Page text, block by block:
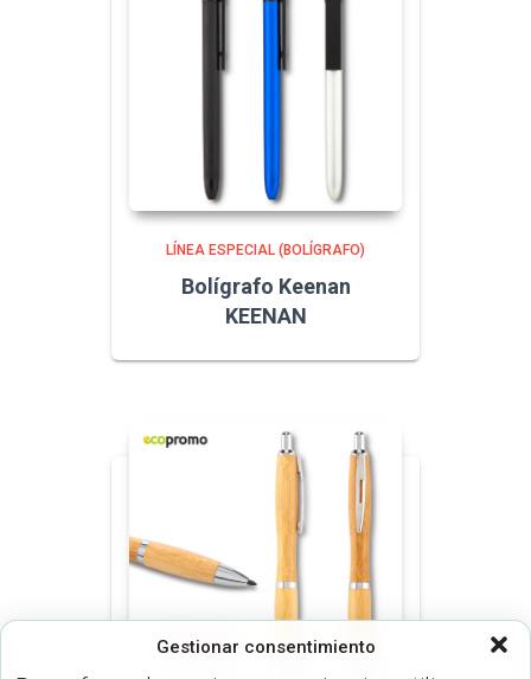
Gestionar consentimiento
LÍNEA ESPECIAL (BOLÍGRAFO)
Bolígrafo Keenan
KEENAN